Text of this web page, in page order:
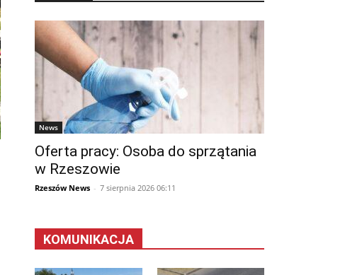
News
Oferta pracy: Osoba do sprzątania
w Rzeszowie
Rzeszów News - 7 sierpnia 2026 06:11
KOMUNIKACJA